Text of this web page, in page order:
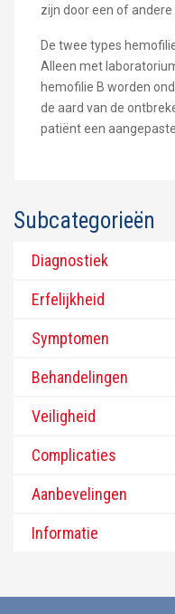
zijn door een of
De twee types
Alleen met
hemofilie B worden
de aard van de
patiënt een
Subcategorieën
Diagnostiek
Erfelijkheid
Symptomen
Behandelingen
Veiligheid
Complicaties
Aanbevelingen
Informatie